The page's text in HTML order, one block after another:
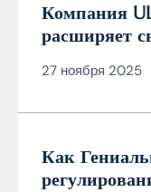
Компания
расширяет
менеджера
27 ноября 2025
Как